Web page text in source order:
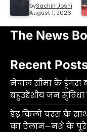
bySachin Joshi
August 1, 2026
The News
Recent
नेपाल सीमा के डूंगरा
बहुउद्देशीय जन सुविधा
डेढ़ किलो चरस के
का ऐलान—नशे के पूरे